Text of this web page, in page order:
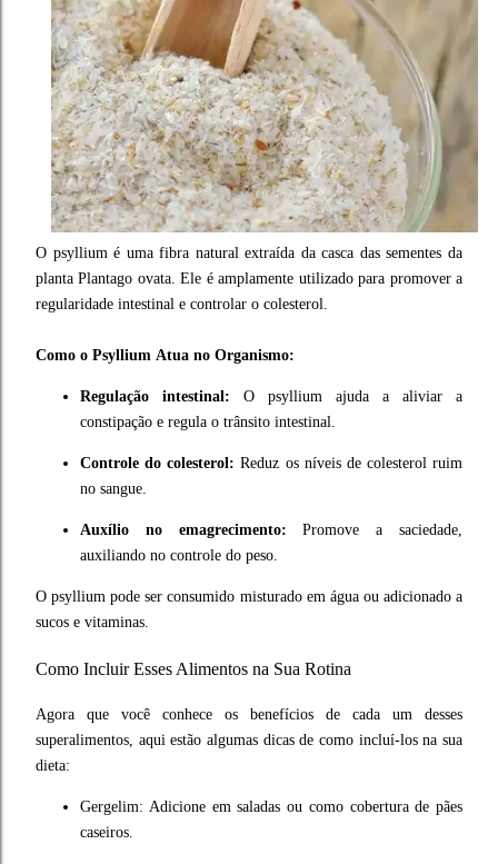
O psylliumé uma fibra natural extraída da casca das sementes da
planta Plantago ovata. Ele é amplamente utilizado para promover a
regularidade intestinal e controlar o colesterol.
Como o Psyllium Atua no Organismo:
Regulação intestinal: O psyllium ajuda a aliviar a
constipação e regula o trânsito intestinal.
Controle do colesterol: Reduz os níveis de colesterol ruim
no sangue.
Auxílio no emagrecimento: Promove a saciedade,
auxiliando no controle do peso.
Opsyllium pode ser consumido misturado em água ou adicionado a
sucos e vitaminas.
Como Incluir Esses Alimentos na Sua Rotina
Agora que você conhece os benefícios de cada um desses
superalimentos, aqui estão algumas dicas de como incluí-los na sua
dieta:
Gergelim: Adicione em saladas ou como cobertura de pães
caseiros.